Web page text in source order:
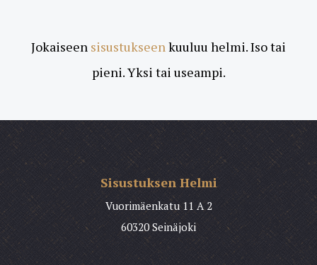
Jokaiseen sisustukseenkuuluu helmi. Iso tai
pieni. Yksi tai useampi.
Sisustuksen Helmi
Vuorimäenkatu 11 A 2
60320 Seinäjoki